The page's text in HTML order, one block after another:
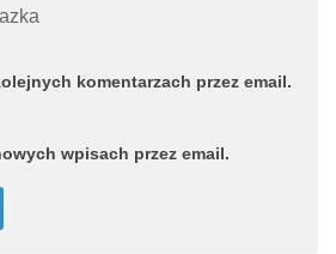
komentarzach przez email.
wpisach przez email.